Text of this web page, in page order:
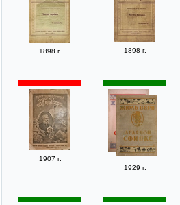
1898 г. 1898 г.
1907 г.
1929 г.